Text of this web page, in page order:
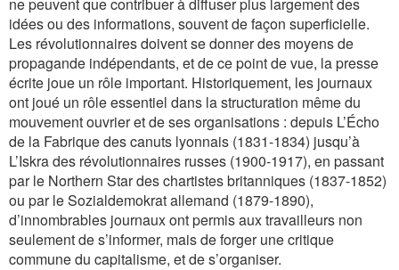
idées ou des informations, souvent de façon superficielle.
Les révolutionnaires doivent se donner des moyens de
propagande indépendants, et de ce point de vue, la presse
écrite joue un rôle important. Historiquement, les journaux
ont joué un rôle essentiel dans la structuration même du
mouvement ouvrier et de ses organisations : depuis L’Écho
de la Fabriquedes canuts lyonnais (1831-1834) jusqu’à
L’Iskrades révolutionnaires russes (1900-1917), en passant
par le Northern Stardes chartistes britanniques (1837-1852)
ou par leSozialdemokratallemand (1879-1890),
d’innombrables journaux ont permis aux travailleurs non
seulement de s’informer, mais de forger une critique
commune du capitalisme, et de s’organiser.